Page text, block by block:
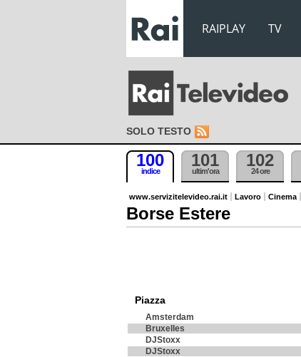
RAIPLAY TV
SOLO TESTO
100
indice
101
ultim'ora
102
24 ore
www.servizitelevideo.rai.it Lavoro Cinema
Borse Estere
Piazza
Amsterdam
Bruxelles
DJStoxx
DJStoxx